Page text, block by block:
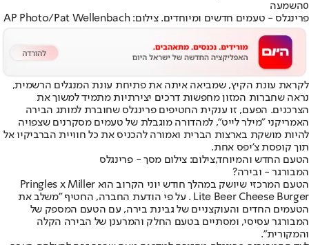
0השמעה
פרינגלס - טעמים חדשים ומיוחדים. צילום: AP Photo/Pat Wellenbach
לקראת עונת הקיץ, שמביאה איתה את פתיחת עונת המנגלים הרשמית,
נראה שחברות המזון מחפשות דרכים יצירתיות מתמיד למשוך את
הצרכנים. הפעם, זו ענקית החטיפים פרינגלס שחוברת למותג הבירה
האמריקני "מילר לייט", למהדורה מוגבלת של טעמים מסקרנים שצפויה
להיות מושקת בארצות הברית ואמורה להכניס את כל חוויית הברביקיו אל
תוך קופסת צ'יפס אחת.
הטעם החדש והמיוחד,צילום: צילום מסך - פרינגלס
המבורגר - ובירה?
הטעם המרכזי שיושק במהלך חודש יוני הקרוב הוא Pringles x Miller
Lite Beer Cheese Burger . על פי הודעת החברה, החטיף "משלב את
הטעמים החדים והעוקצניים של גבינת בירה, עם הטעם המספק של
המבורגר עסיסי, ומסתיים בטעם החלק והמרענן של הבירה הקלה
והמקורית".